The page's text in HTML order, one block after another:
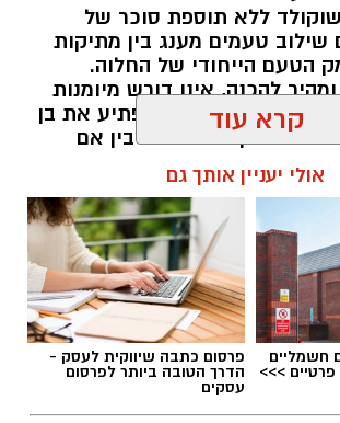
ללא תוספת סוכר של
שילוב טעמים מענג בין מתיקות
הטעם הייחודי של החלוה.
להכנה, אינו דורש מיומנות
לכל מי שמעוניין להפתיע את בן
מתוקה ומיוחדת. בין אם
בוקר מפנקת, קינוח לארוחה
זוגי בסוף היום, הוופל הבלגי
יהפוך כל רגע לחגיגה של
שמח!
קרא עוד
אולי יעניין אותך גם
חשמליים
>>>
פרסום כתבה שיווקית לעסק -
הדרך הטובה ביותר לפרסום
עסקים